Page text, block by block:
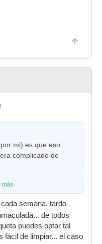
mi) es que eso
complicado de
más
semana, tardo
de todos
puedes optar tal
fácil de limpiar... el caso